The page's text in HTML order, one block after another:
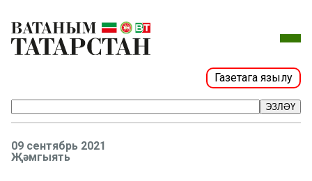
Газетага язылу
ЭЗЛӘҮ
09 сентябрь 2021
Җәмгыять